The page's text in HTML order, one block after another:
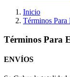
Inicio
Términos Para
Términos Para
ENVÍOS